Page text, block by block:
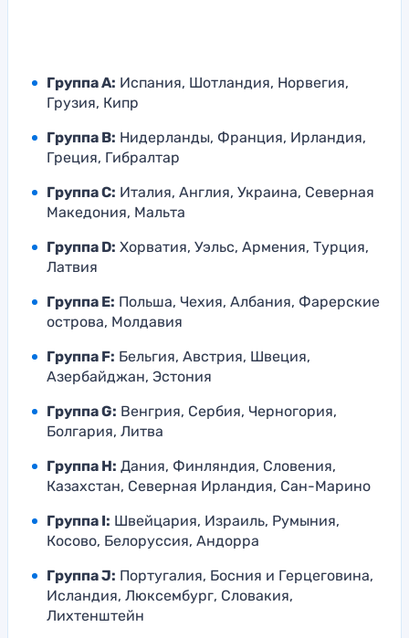
Группа A: Испания, Шотландия, Норвегия,
Грузия, Кипр
Группа B: Нидерланды, Франция, Ирландия,
Греция, Гибралтар
Группа C: Италия, Англия, Украина, Северная
Македония, Мальта
Группа D: Хорватия, Уэльс, Армения, Турция,
Латвия
Группа E: Польша, Чехия, Албания, Фарерские
острова, Молдавия
Группа F: Бельгия, Австрия, Швеция,
Азербайджан, Эстония
Группа G: Венгрия, Сербия, Черногория,
Болгария, Литва
Группа H: Дания, Финляндия, Словения,
Казахстан, Северная Ирландия, Сан-Марино
Группа I: Швейцария, Израиль, Румыния,
Косово, Белоруссия, Андорра
Группа J: Португалия, Босния и Герцеговина,
Исландия, Люксембург, Словакия,
Лихтенштейн